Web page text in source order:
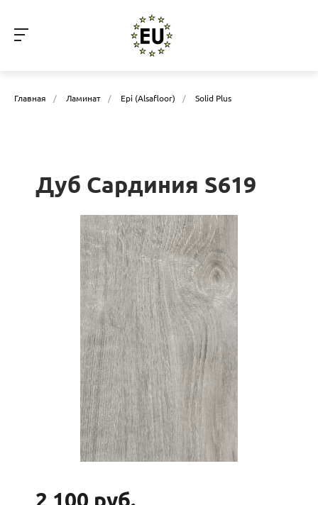
Главная / Ламинат / Epi (Alsafloor) / Solid Plus
Дуб Сардиния S619
2 100 руб.